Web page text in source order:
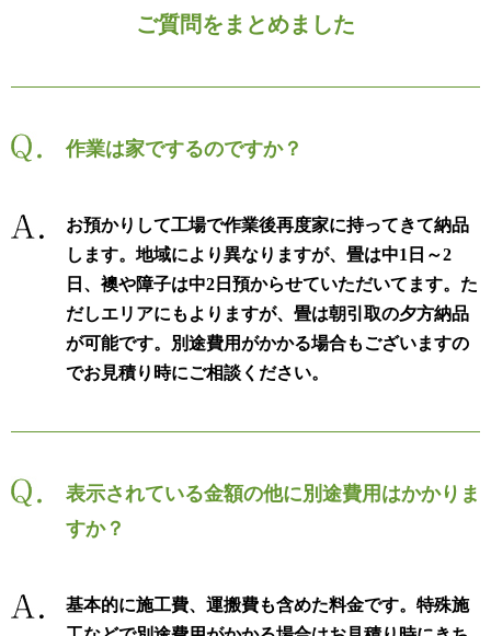
ご質問をまとめました
作業は家でするのですか？
お預かりして工場で作業後再度家に持ってきて納品
します。地域により異なりますが、畳は中1日～2
日、襖や障子は中2日預からせていただいてます。た
だしエリアにもよりますが、畳は朝引取の夕方納品
が可能です。別途費用がかかる場合もございますの
でお見積り時にご相談ください。
表示されている金額の他に別途費用はかかりま
すか？
基本的に施工費、運搬費も含めた料金です。特殊施